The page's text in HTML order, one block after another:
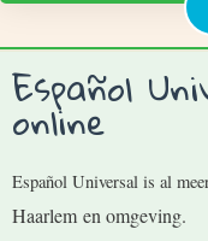
Español
online
Español Universal is al
Haarlem en omgeving.